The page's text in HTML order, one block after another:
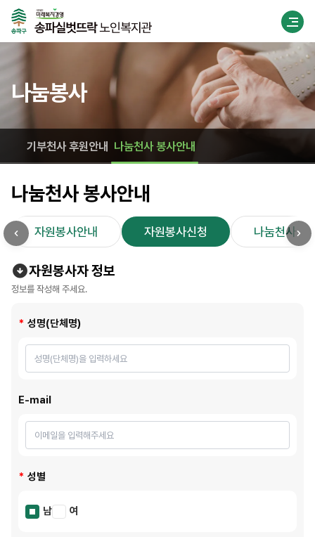
나눔봉사
기부천사 후원안내 나눔천사 봉사안내
나눔천사 봉사안내
자원봉사안내 자원봉사신청 나눔천사 이
자원봉사자 정보
정보를 작성해 주세요.
성명(단체명)
E-mail
성별
남 여